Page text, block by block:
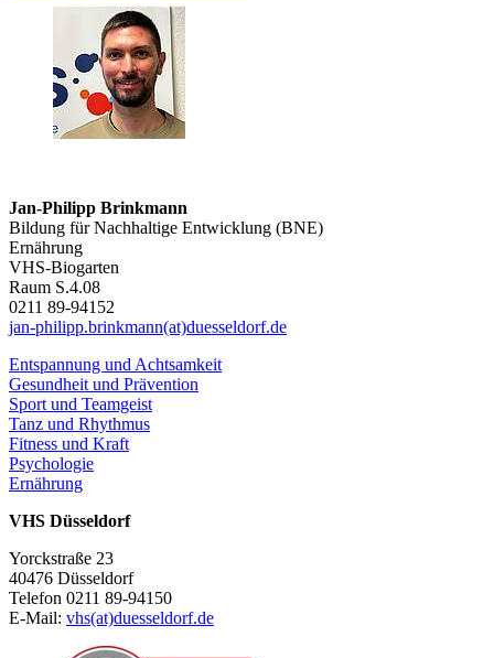
Jan-Philipp Brinkmann
Bildung für Nachhaltige Entwicklung (BNE)
Ernährung
VHS-Biogarten
Raum S.4.08
0211 89-94152
jan-philipp.brinkmann(at)duesseldorf.de
Entspannung und Achtsamkeit
Gesundheit und Prävention
Sport und Teamgeist
Tanz und Rhythmus
Fitness und Kraft
Psychologie
Ernährung
VHS Düsseldorf
Yorckstraße 23
40476 Düsseldorf
Telefon 0211 89-94150
E-Mail: vhs(at)duesseldorf.de